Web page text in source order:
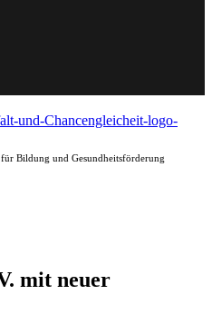
für Bildung und Gesundheitsförderung
mit neuer